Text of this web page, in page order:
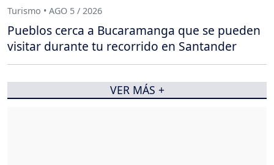
Turismo • AGO 5 / 2026
Pueblos cerca a Bucaramanga que se pueden
visitar durante tu recorrido en Santander
VER MÁS +